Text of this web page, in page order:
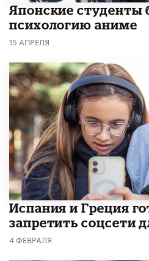
Японские студенты
психологию аниме
15 АПРЕЛЯ
Испания и Греция
запретить соцсети
4 ФЕВРАЛЯ